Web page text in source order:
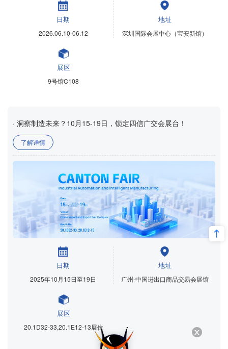
日期
2026.06.10-06.12
地址
深圳国际会展中心（宝安新馆）
展区
9号馆C108
· 洞察制造未来？10月15-19日，锁定四信广交会展台！
了解详情
日期
2025年10月15日至19日
地址
广州-中国进出口商品交易会展馆
展区
20.1D32-33,20.1E12-13展位